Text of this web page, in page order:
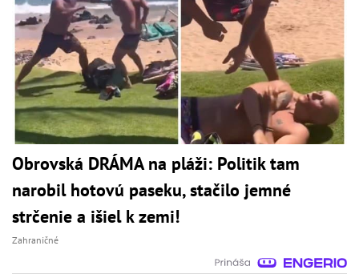
Obrovská DRÁMA na pláži: Politik tam
narobil hotovú paseku, stačilo jemné
strčenie a išiel k zemi!
Zahraničné